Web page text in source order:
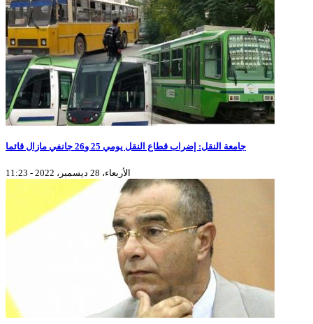
جامعة النقل: إضراب قطاع النقل يومي 25 و26 جانفي مازال قائما
الأربعاء، 28 ديسمبر، 2022 - 11:23